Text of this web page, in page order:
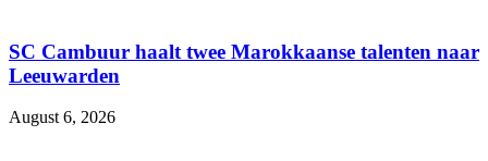
SC Cambuur haalt twee Marokkaanse talenten naar
Leeuwarden
August 6, 2026